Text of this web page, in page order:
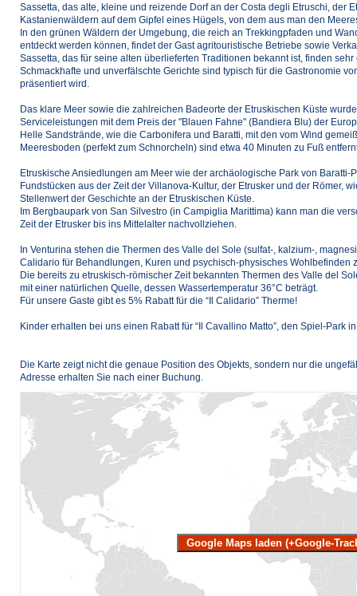
Sassetta, das alte, kleine und reizende Dorf an der Costa degli Etruschi, der
Kastanienwäldern auf dem Gipfel eines Hügels, von dem aus man den
In den grünen Wäldern der Umgebung, die reich an Trekkingpfaden und
entdeckt werden können, findet der Gast agritouristische Betriebe sowie
Sassetta, das für seine alten überlieferten Traditionen bekannt ist, finden
Schmackhafte und unverfälschte Gerichte sind typisch für die Gastronomie
präsentiert wird.
Das klare Meer sowie die zahlreichen Badeorte der Etruskischen Küste
Serviceleistungen mit dem Preis der "Blauen Fahne" (Bandiera Blu) der
Helle Sandstrände, wie die Carbonifera und Baratti, mit den vom Wind
Meeresboden (perfekt zum Schnorcheln) sind etwa 40 Minuten zu Fuß
Etruskische Ansiedlungen am Meer wie der archäologische Park von
Fundstücken aus der Zeit der Villanova-Kultur, der Etrusker und der Römer,
Stellenwert der Geschichte an der Etruskischen Küste.
Im Bergbaupark von San Silvestro (in Campiglia Marittima) kann man die
Zeit der Etrusker bis ins Mittelalter nachvollziehen.
In Venturina stehen die Thermen des Valle del Sole (sulfat-, kalzium-,
Calidario für Behandlungen, Kuren und psychisch-physisches Wohlbefinden
Die bereits zu etruskisch-römischer Zeit bekannten Thermen des Valle del
mit einer natürlichen Quelle, dessen Wassertemperatur 36°C beträgt.
Für unsere Gaste gibt es 5% Rabatt für die “Il Calidario” Therme!
Kinder erhalten bei uns einen Rabatt für “Il Cavallino Matto”, den Spiel-Park
Die Karte zeigt nicht die genaue Position des Objekts, sondern nur die
Adresse erhalten Sie nach einer Buchung.
Google Maps laden (+Google-